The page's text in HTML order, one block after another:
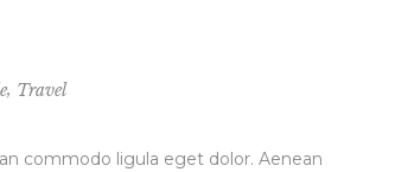
, Travel
commodo ligula eget dolor. Aenean